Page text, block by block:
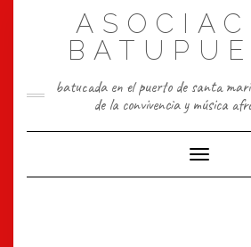
batucada en el puerto de santa
de la convivencia y música
Toggle